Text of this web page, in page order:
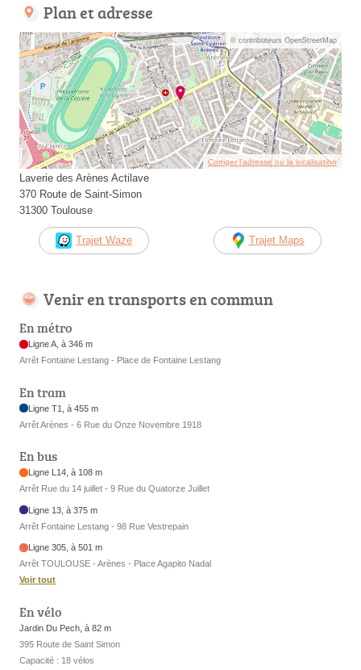
Plan et adresse
© contributeurs OpenStreetMap
Corriger l’adresse ou la localisation
Laverie des Arènes Actilave
370 Route de Saint-Simon
31300 Toulouse
Trajet Waze Trajet Maps
Venir en transports en commun
En métro
Ligne A, à 346 m
Arrêt Fontaine Lestang - Place de Fontaine Lestang
En tram
Ligne T1, à 455 m
Arrêt Arènes - 6 Rue du Onze Novembre 1918
En bus
Ligne L14, à 108 m
Arrêt Rue du 14 juillet - 9 Rue du Quatorze Juillet
Ligne 13, à 375 m
Arrêt Fontaine Lestang - 98 Rue Vestrepain
Ligne 305, à 501 m
Arrêt TOULOUSE - Arènes - Place Agapito Nadal
Voir tout
En vélo
Jardin Du Pech, à 82 m
395 Route de Saint Simon
Capacité : 18 vélos